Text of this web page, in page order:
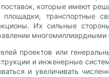
которые имеют
транспортные
Их сильные
проектов или
и инженерные
и увеличивать